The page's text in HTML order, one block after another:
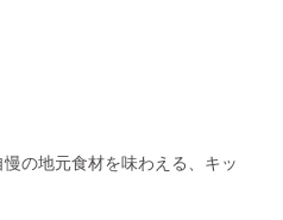
岡区村
岡区大
の地元食材を味わえる、キッ